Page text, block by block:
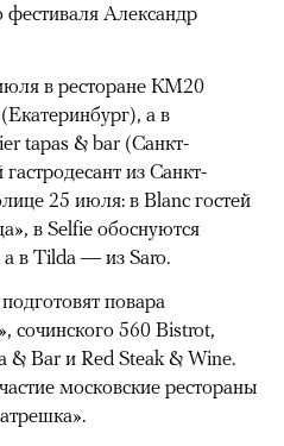
фестиваля Александр
в ресторане КМ20
а в
tapas & bar (Санкт-
из Санкт-
25 июля: в Blanc гостей
в Selfie обоснуются
а в Tilda — из Saro.
повара
сочинского 560 Bistrot,
& Bar и Red Steak & Wine.
московские рестораны